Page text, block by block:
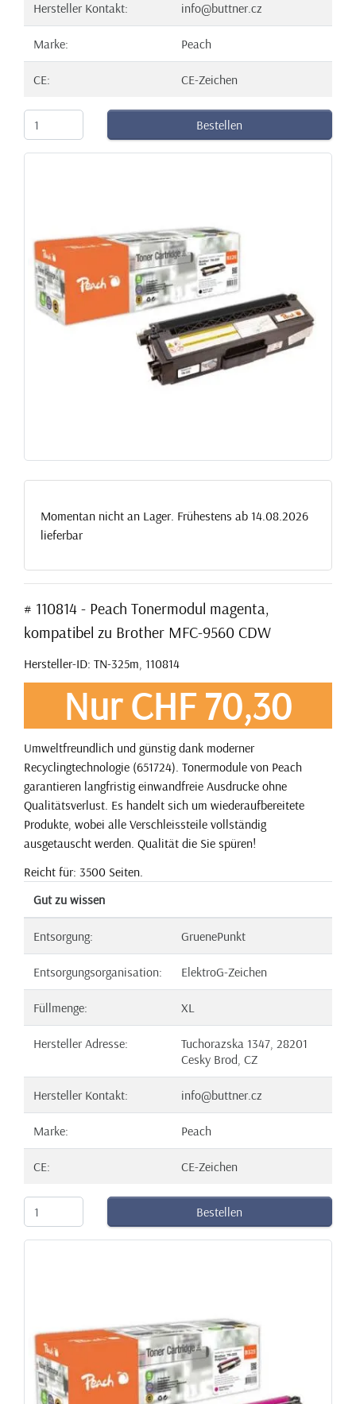
Hersteller Kontakt: info@buttner.cz
Marke: Peach
CE: CE-Zeichen
Bestellen
Momentan nicht an Lager. Frühestens ab 14.08.2026
lieferbar
# 110814 - Peach Tonermodul magenta,
kompatibel zu Brother MFC-9560 CDW
Hersteller-ID: TN-325m, 110814
Nur CHF 70,30
Umweltfreundlich und günstig dank moderner
Recyclingtechnologie (651724). Tonermodule von Peach
garantieren langfristig einwandfreie Ausdrucke ohne
Qualitätsverlust. Es handelt sich um wiederaufbereitete
Produkte, wobei alle Verschleissteile vollständig
ausgetauscht werden. Qualität die Sie spüren!
Reicht für: 3500 Seiten.
Gut zu wissen
Entsorgung: GruenePunkt
Entsorgungsorganisation: ElektroG-Zeichen
Füllmenge: XL
Hersteller Adresse:
Tuchorazska 1347, 28201
Cesky Brod, CZ
Hersteller Kontakt: info@buttner.cz
Marke: Peach
CE: CE-Zeichen
Bestellen